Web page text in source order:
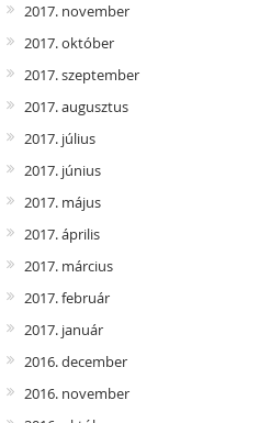
2017. november
2017. október
2017. szeptember
2017. augusztus
2017. július
2017. június
2017. május
2017. április
2017. március
2017. február
2017. január
2016. december
2016. november